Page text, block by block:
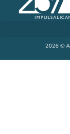
2026 ©